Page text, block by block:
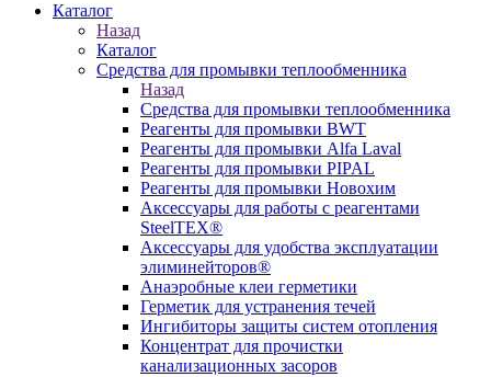
Каталог
Назад
Каталог
Средства для промывки теплообменника
Назад
Средства для промывки теплообменника
Реагенты для промывки BWT
Реагенты для промывки Alfa Laval
Реагенты для промывки PIPAL
Реагенты для промывки Новохим
Аксессуары для работы с реагентами
SteelTEX®
Аксессуары для удобства эксплуатации
элиминейторов®
Анаэробные клеи герметики
Герметик для устранения течей
Ингибиторы защиты систем отопления
Концентрат для прочистки
канализационных засоров